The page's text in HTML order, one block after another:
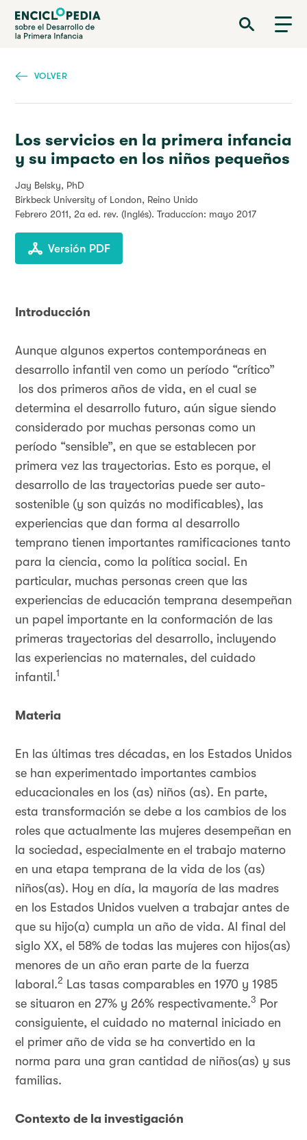
Pasar
contenido
Enciclopedia sobre el Desarrollo de la Primera Infancia
VOLVER
Los servicios en la primera infancia
y su impacto en los niños pequeños
Jay Belsky, PhD
Birkbeck University of London, Reino Unido
Febrero 2011, 2a ed. rev. (Inglés). Traduccíon: mayo 2017
Versión PDF
Introducción
Aunque algunos expertos contemporáneas en
desarrollo infantil ven como un período “crítico”
los dos primeros años de vida, en el cual se
determina el desarrollo futuro, aún sigue siendo
considerado por muchas personas como un
período “sensible”, en que se establecen por
primera vez las trayectorias. Esto es porque, el
desarrollo de las trayectorias puede ser auto-
sostenible (y son quizás no modificables), las
experiencias que dan forma al desarrollo
temprano tienen importantes ramificaciones tanto
para la ciencia, como la política social. En
particular, muchas personas creen que las
experiencias de educación temprana desempeñan
un papel importante en la conformación de las
primeras trayectorias del desarrollo, incluyendo
las experiencias no maternales, del cuidado
infantil.1
Materia
En las últimas tres décadas, en los Estados Unidos
se han experimentado importantes cambios
educacionales en los (as) niños (as). En parte,
esta transformación se debe a los cambios de los
roles que actualmente las mujeres desempeñan en
la sociedad, especialmente en el trabajo materno
en una etapa temprana de la vida de los (as)
niños(as). Hoy en día, la mayoría de las madres
en los Estados Unidos vuelven a trabajar antes de
que su hijo(a) cumpla un año de vida. Al final del
siglo XX, el 58% de todas las mujeres con hijos(as)
menores de un año eran parte de la fuerza
laboral.2 Las tasas comparables en 1970 y 1985
se situaron en 27% y 26% respectivamente.3 Por
consiguiente, el cuidado no maternal iniciado en
el primer año de vida se ha convertido en la
norma para una gran cantidad de niños(as) y sus
familias.
Contexto de la investigación